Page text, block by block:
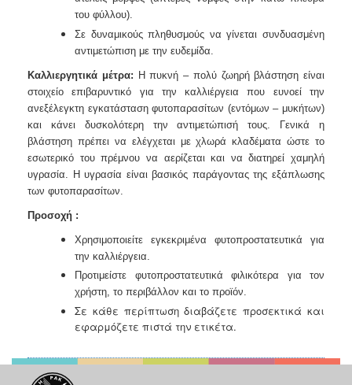
του φύλλου).
Σε δυναμικούς πληθυσμούς να γίνεται συνδυασμένη
αντιμετώπιση με την ευδεμίδα.
Καλλιεργητικά μέτρα: Η πυκνή – πολύ ζωηρή βλάστηση είναι
στοιχείο επιβαρυντικό για την καλλιέργεια
που ευνοεί την
ανεξέλεγκτη εγκατάσταση φυτοπαρασίτων (εντόμων – μυκήτων)
και κάνει δυσκολότερη
την αντιμετώπισή τους. Γενικά η
βλάστηση πρέπει να ελέγχεται με χλωρά κλαδέματα ώστε το
εσωτερικό του πρέμνου να αερίζεται και να διατηρεί χαμηλή
υγρασία. Η υγρασία είναι βασικός παράγοντας της εξάπλωσης
των φυτοπαρασίτων.
Προσοχή :
Χρησιμοποιείτε εγκεκριμένα φυτοπροστατευτικά για
την καλλιέργεια.
Προτιμείστε φυτοπροστατευτικά φιλικότερα για τον
χρήστη, το περιβάλλον και το προϊόν.
Σε κάθε περίπτωση διαβάζετε προσεκτικά και
εφαρμόζετε πιστά την ετικέτα.